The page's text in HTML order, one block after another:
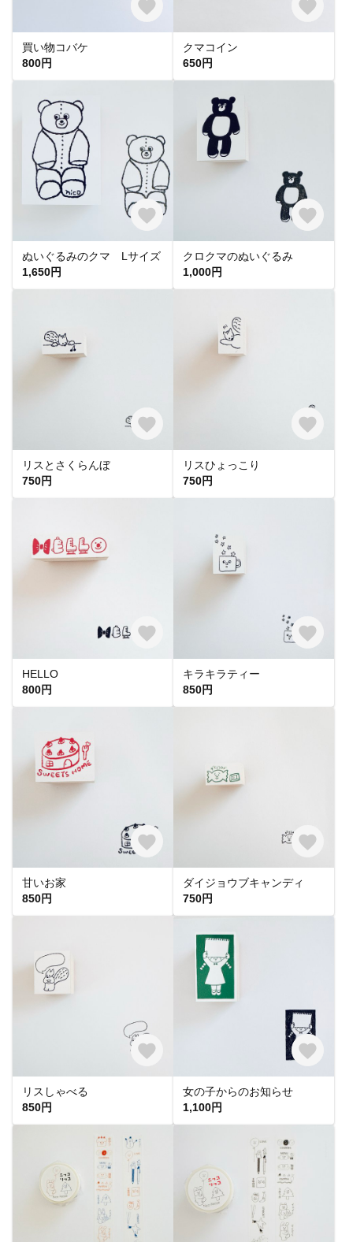
買い物コバケ
800円
クマコイン
650円
ぬいぐるみのクマ Lサイズ
1,650円
クロクマのぬいぐるみ
1,000円
リスとさくらんぼ
750円
リスひょっこり
750円
HELLO
800円
キラキラティー
850円
甘いお家
850円
ダイジョウブキャンディ
750円
リスしゃべる
850円
女の子からのお知らせ
1,100円